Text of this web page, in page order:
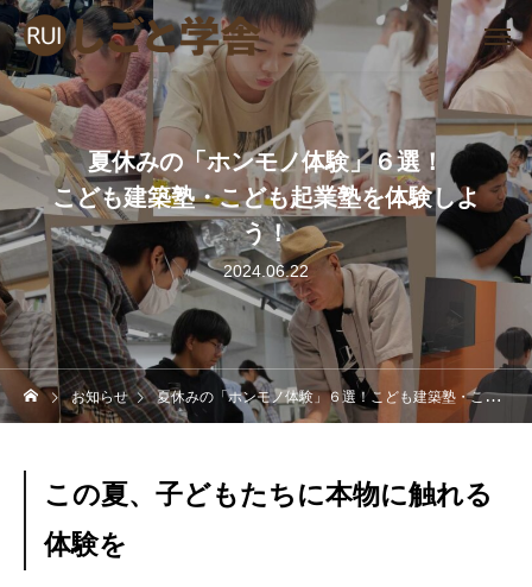
夏休みの「ホンモノ体験」６選！
こども建築塾・こども起業塾を体験しよ
う！
2024.06.22
お知らせ 夏休みの「ホンモノ体験」６選！こども建築塾・こども起業塾を体験しよう！
この夏、子どもたちに本物に触れる
体験を